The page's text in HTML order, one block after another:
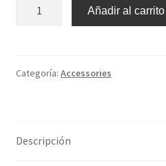
Añadir al carrito
Categoría: Accessories
Descripción